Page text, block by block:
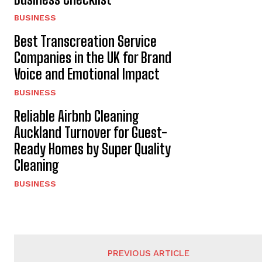
BUSINESS
Best Transcreation Service
Companies in the UK for Brand
Voice and Emotional Impact
BUSINESS
Reliable Airbnb Cleaning
Auckland Turnover for Guest-
Ready Homes by Super Quality
Cleaning
BUSINESS
PREVIOUS ARTICLE